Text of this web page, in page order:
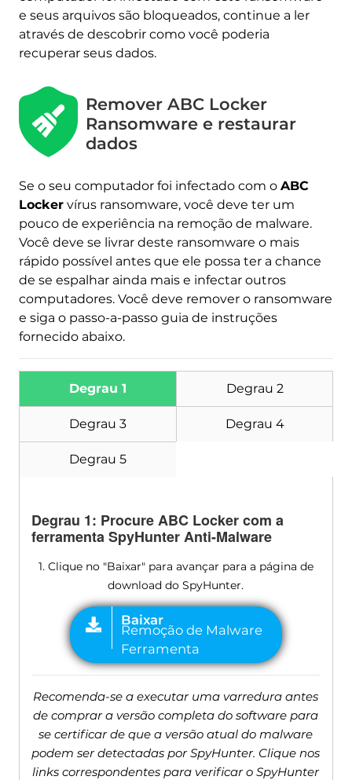
e seus arquivos são bloqueados, continue a ler
através de descobrir como você poderia
recuperar seus dados.
Remover ABC Locker
Ransomware e restaurar
dados
Se o seu computador foi infectado com o ABC
Lockervírus ransomware, você deve ter um
pouco de experiência na remoção de malware.
Você deve se livrar deste ransomware o mais
rápido possível antes que ele possa ter a chance
de se espalhar ainda mais e infectar outros
computadores. Você deve remover o ransomware
e siga o passo-a-passo guia de instruções
fornecido abaixo.
Degrau 1 Degrau 2
Degrau 3 Degrau 4
Degrau 5
Degrau 1: Procure ABC Locker com a
ferramenta SpyHunter Anti-Malware
1. Clique no "Baixar" para avançar para a página de
download do SpyHunter.
Recomenda-se a executar uma varredura antes
de comprar a versão completa do software para
se certificar de que a versão atual do malware
podem ser detectadas por SpyHunter. Clique nos
links correspondentes para verificar o SpyHunter